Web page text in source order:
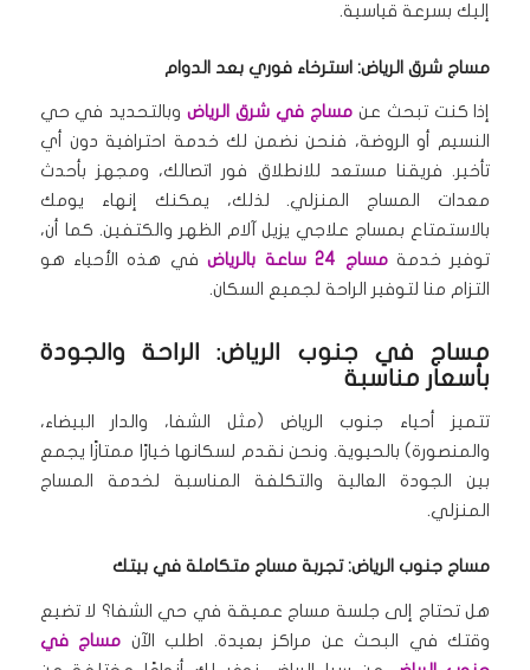
إليك بسرعة قياسية.
مساج شرق الرياض: استرخاء فوري بعد الدوام
إذا كنت تبحث عنمساج في شرق الرياضوبالتحديد في حي
النسيم أو الروضة، فنحن نضمن لك خدمة احترافية دون أي
تأخير.فريقنا مستعد للانطلاق فور اتصالك، ومجهز بأحدث
معدات المساج المنزلي.لذلك، يمكنك إنهاء يومك
بالاستمتاع بمساج علاجي يزيل آلام الظهر والكتفين. كما أن،
توفير خدمةمساج 24 ساعة بالرياض
في هذه الأحياء هو
التزام منا لتوفير الراحة لجميع السكان.
مساج في جنوب الرياض: الراحة والجودة
بأسعار مناسبة
تتميز أحياء جنوب الرياض (مثل الشفا، والدار البيضاء،
والمنصورة) بالحيوية. ونحن نقدم لسكانها خيارًا ممتازًا يجمع
بين الجودة العالية والتكلفة المناسبة لخدمة المساج
المنزلي.
مساج جنوب الرياض: تجربة مساج متكاملة في بيتك
هل تحتاج إلى جلسة مساج عميقة في حي الشفا؟ لا تضيع
وقتك في البحث عن مراكز بعيدة. اطلب الآن مساج في